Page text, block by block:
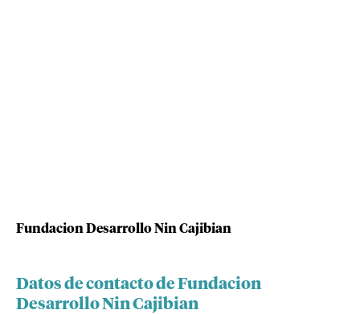
Fundacion Desarrollo Nin Cajibian
Datos de contacto de Fundacion
Desarrollo Nin Cajibian